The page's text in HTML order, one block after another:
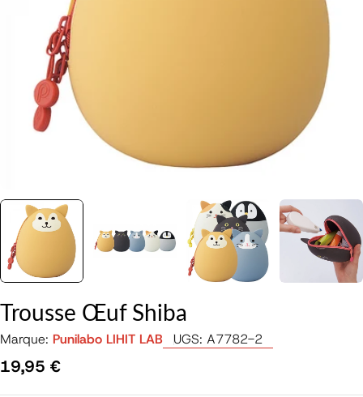
le média 0 en mode modal
Trousse Œuf Shiba
Marque: Punilabo LIHIT LAB UGS: A7782-2
Prix
19,95 €